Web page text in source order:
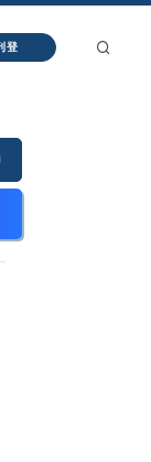
登